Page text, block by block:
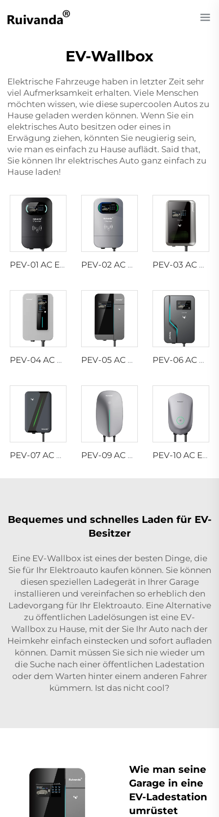
EV-Wallbox
Elektrische Fahrzeuge haben in letzter Zeit sehr
viel Aufmerksamkeit erhalten. Viele Menschen
möchten wissen, wie diese supercoolen Autos zu
Hause geladen werden können. Wenn Sie ein
elektrisches Auto besitzen oder eines in
Erwägung ziehen, könnten Sie neugierig sein,
wie man es einfach zu Hause auflädt. Said that,
Sie können Ihr elektrisches Auto ganz einfach zu
Hause laden!
PEV-01 AC EV WALLBOX PEV-02 AC EV WALLBOX PEV-03 AC EV WALLBOX
PEV-04 AC EV WALLBOX PEV-05 AC EV WALLBOX PEV-06 AC EV WALLBOX
PEV-07 AC EV WALLBOX PEV-09 AC EV WALLBOX PEV-10 AC EV WALLBOX
Bequemes und schnelles Laden für EV-
Besitzer
Eine EV-Wallbox ist eines der besten Dinge, die
Sie für Ihr Elektroauto kaufen können. Sie können
diesen speziellen Ladegerät in Ihrer Garage
installieren und vereinfachen so erheblich den
Ladevorgang für Ihr Elektroauto. Eine Alternative
zu öffentlichen Ladelösungen ist eine EV-
Wallbox zu Hause, mit der Sie Ihr Auto nach der
Heimkehr einfach einstecken und sofort aufladen
können. Damit müssen Sie sich nie wieder um
die Suche nach einer öffentlichen Ladestation
oder dem Warten hinter einem anderen Fahrer
kümmern. Ist das nicht cool?
Wie man seine
Garage in eine
EV-Ladestation
umrüstet